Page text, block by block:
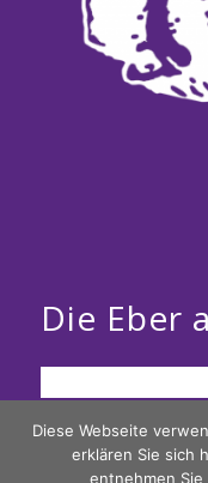
Die Eber
Diese Webseite
erklären Sie sich
entnehmen